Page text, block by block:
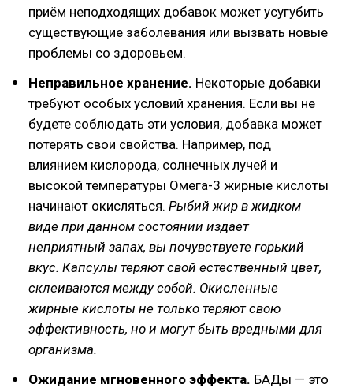
приём неподходящих добавок может усугубить
существующие заболевания или вызвать новые
проблемы со здоровьем.
Неправильное хранение. Некоторые добавки
требуют особых условий хранения. Если вы не
будете соблюдать эти условия, добавка может
потерять свои свойства. Например, под
влиянием кислорода, солнечных лучей и
высокой температуры Омега-3 жирные кислоты
начинают окисляться. Рыбий жир в жидком
виде при данном состоянии издает
неприятный запах, вы почувствуете горький
вкус. Капсулы теряют свой естественный цвет,
склеиваются между собой. Окисленные
жирные кислоты не только теряют свою
эффективность, но и могут быть вредными для
организма.
Ожидание мгновенного эффекта. БАДы — это